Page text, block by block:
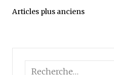
Articles plus anciens